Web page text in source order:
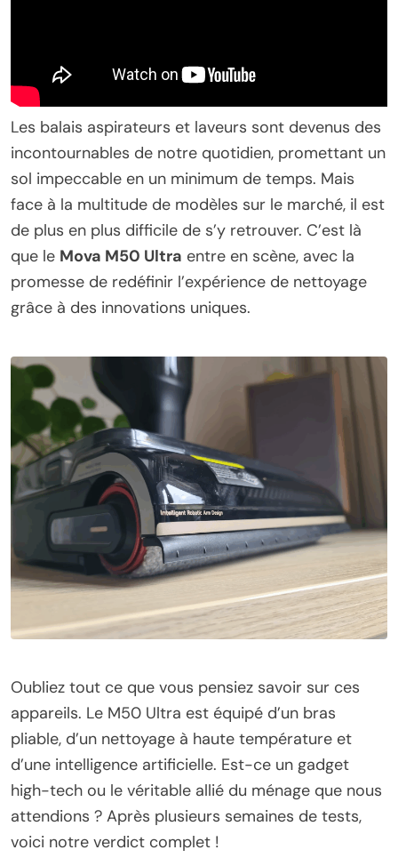
Les balais aspirateurs et laveurs sont devenus des
incontournables de notre quotidien, promettant un
sol impeccable en un minimum de temps. Mais
face à la multitude de modèles sur le marché, il est
de plus en plus difficile de s’y retrouver. C’est là
que le Mova M50 Ultra entre en scène, avec la
promesse de redéfinir l’expérience de nettoyage
grâce à des innovations uniques.
Oubliez tout ce que vous pensiez savoir sur ces
appareils. Le M50 Ultra est équipé d’un bras
pliable, d’un nettoyage à haute température et
d’une intelligence artificielle. Est-ce un gadget
high-tech ou le véritable allié du ménage que nous
attendions ? Après plusieurs semaines de tests,
voici notre verdict complet !